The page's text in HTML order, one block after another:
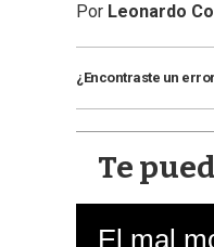
Por Leonardo
¿Encontraste un
Te